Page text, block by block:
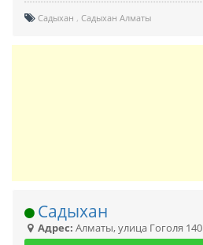
Садыхан Садыхан Алматы
Садыхан
Адрес: Алматы,улица Гоголя 140